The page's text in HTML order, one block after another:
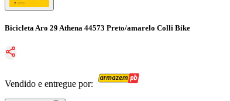
Bicicleta Aro 29 Athena 44573 Preto/amarelo Colli Bike
Vendido e entregue por: